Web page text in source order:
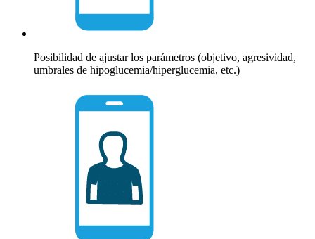
Posibilidad de ajustar los parámetros (objetivo, agresividad,
umbrales de hipoglucemia/hiperglucemia, etc.)